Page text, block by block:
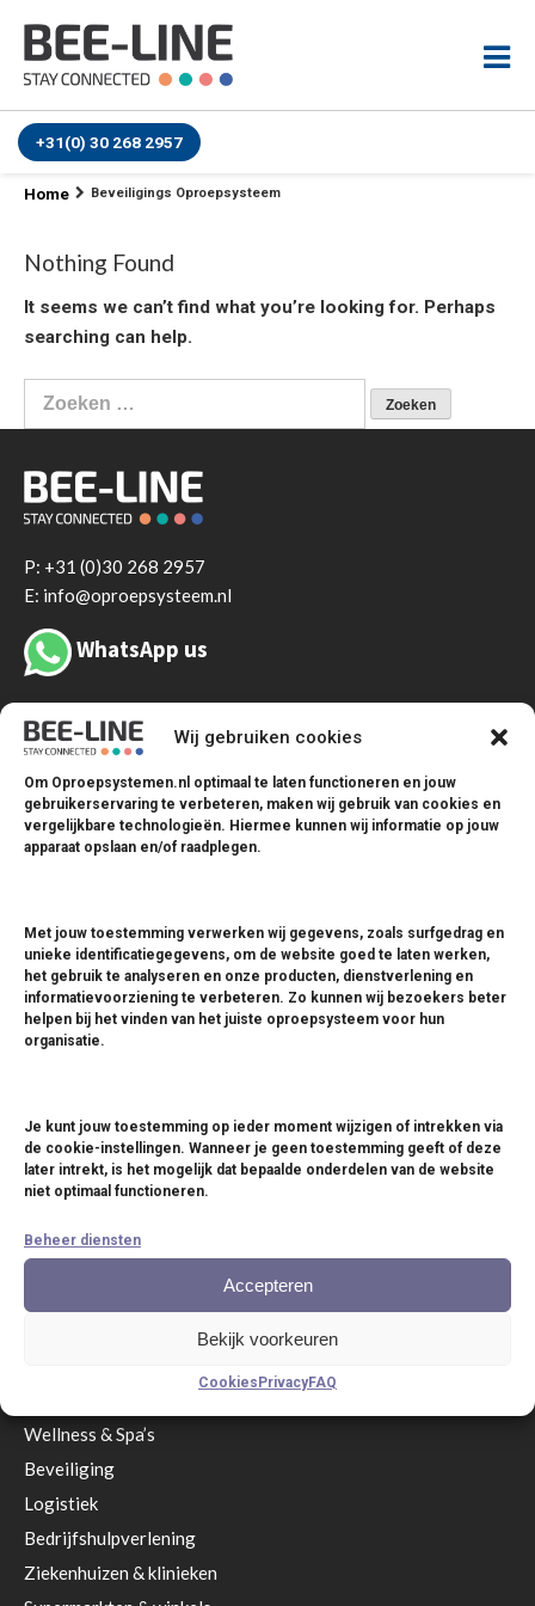
Wij gebruiken cookies
Om Oproepsystemen.nl optimaal te laten functioneren en jouw
gebruikerservaring te verbeteren, maken wij gebruik van cookies en
vergelijkbare technologieën. Hiermee kunnen wij informatie op jouw
apparaat opslaan en/of raadplegen.
Met jouw toestemming verwerken wij gegevens, zoals surfgedrag en
unieke identificatiegegevens, om de website goed te laten werken,
het gebruik te analyseren en onze producten, dienstverlening en
informatievoorziening te verbeteren. Zo kunnen wij bezoekers beter
helpen bij het vinden van het juiste oproepsysteem voor hun
organisatie.
Je kunt jouw toestemming op ieder moment wijzigen of intrekken via
de cookie-instellingen. Wanneer je geen toestemming geeft of deze
later intrekt, is het mogelijk dat bepaalde onderdelen van de website
niet optimaal functioneren.
Beheer diensten
Accepteren
Bekijk voorkeuren
Cookies PrivacyFAQ
+31(0) 30 268 2957
Home Beveiligings Oproepsysteem
Nothing Found
It seems we can’t find what you’re looking for. Perhaps
searching can help.
Zoeken
P: +31 (0)30 268 2957
E: info@oproepsysteem.nl
WhatsApp us
Coastersystemen
Drukknopsystemen
Zendmodules
Ontvangers
Software
Accessoires
Branches
& Terrassen
Wellness & Spa’s
Beveiliging
Logistiek
Bedrijfshulpverlening
Ziekenhuizen & klinieken